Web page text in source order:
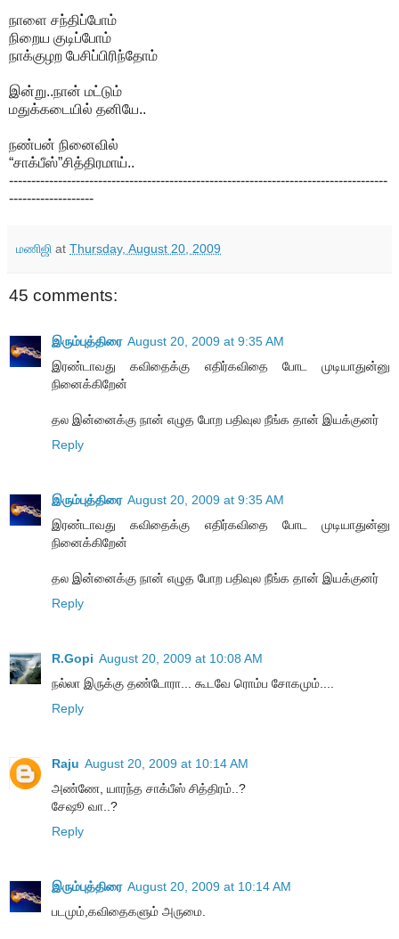
நாளை சந்திப்போம்
நிறைய குடிப்போம்
நாக்குழற பேசிப்பிரிந்தோம்
இன்று..நான் மட்டும்
மதுக்கடையில் தனியே..
நண்பன் நினைவில்
“சாக்பீஸ்”சித்திரமாய்..
-------------------------------------------------------------------------------------
-------------------
மணிஜி at Thursday, August 20, 2009
45 comments:
இரும்புத்திரை August 20, 2009 at 9:35 AM
இரண்டாவது கவிதைக்கு எதிர்கவிதை போட முடியாதுன்னு
நினைக்கிறேன்
தல இன்னைக்கு நான் எழுத போற பதிவுல நீங்க தான் இயக்குனர்
Reply
இரும்புத்திரை August 20, 2009 at 9:35 AM
இரண்டாவது கவிதைக்கு எதிர்கவிதை போட முடியாதுன்னு
நினைக்கிறேன்
தல இன்னைக்கு நான் எழுத போற பதிவுல நீங்க தான் இயக்குனர்
Reply
R.Gopi August 20, 2009 at 10:08 AM
ந‌ல்லா இருக்கு த‌ண்டோரா... கூட‌வே ரொம்ப‌ சோகமும்....
Reply
Raju August 20, 2009 at 10:14 AM
அண்ணே, யாரந்த சாக்பீஸ் சித்திரம்..?
சேஷூ வா..?
Reply
இரும்புத்திரை August 20, 2009 at 10:14 AM
படமும்,கவிதைகளும் அருமை.